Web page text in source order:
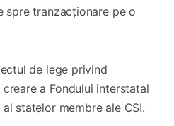
spre tranzacționare pe o
de lege privind
a Fondului interstatal
statelor membre ale CSI.